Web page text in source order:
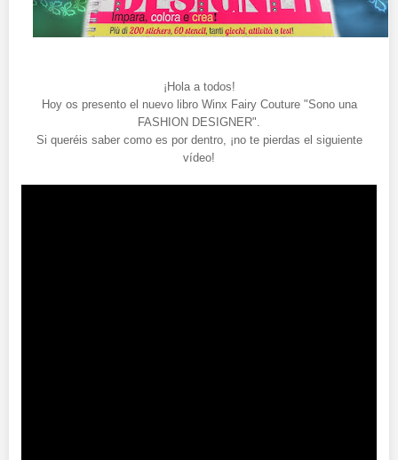
¡Hola a todos!
Hoy os presento el nuevo libro Winx Fairy Couture "Sono una
FASHION DESIGNER".
Si queréis saber como es por dentro, ¡no te pierdas el siguiente
vídeo!